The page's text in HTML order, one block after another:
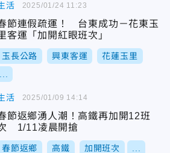
活
節連假疏運！ 台東成功－花東玉
客運「加開紅眼班次」
玉長公路 興東客運 花蓮玉里
2025/01/24 11:23
活
節返鄉湧人潮！高鐵再加開12班
1/11凌晨開搶
春節返鄉 高鐵 加開班次
2025/01/09 14:14